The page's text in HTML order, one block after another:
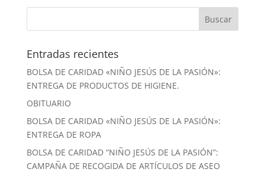
Entradas recientes
BOLSA DE CARIDAD «NIÑO JESÚS DE LA PASIÓN»:
ENTREGA DE PRODUCTOS DE HIGIENE.
OBITUARIO
BOLSA DE CARIDAD «NIÑO JESÚS DE LA PASIÓN»:
ENTREGA DE ROPA
BOLSA DE CARIDAD “NIÑO JESÚS DE LA PASIÓN”:
CAMPAÑA DE RECOGIDA DE ARTÍCULOS DE ASEO